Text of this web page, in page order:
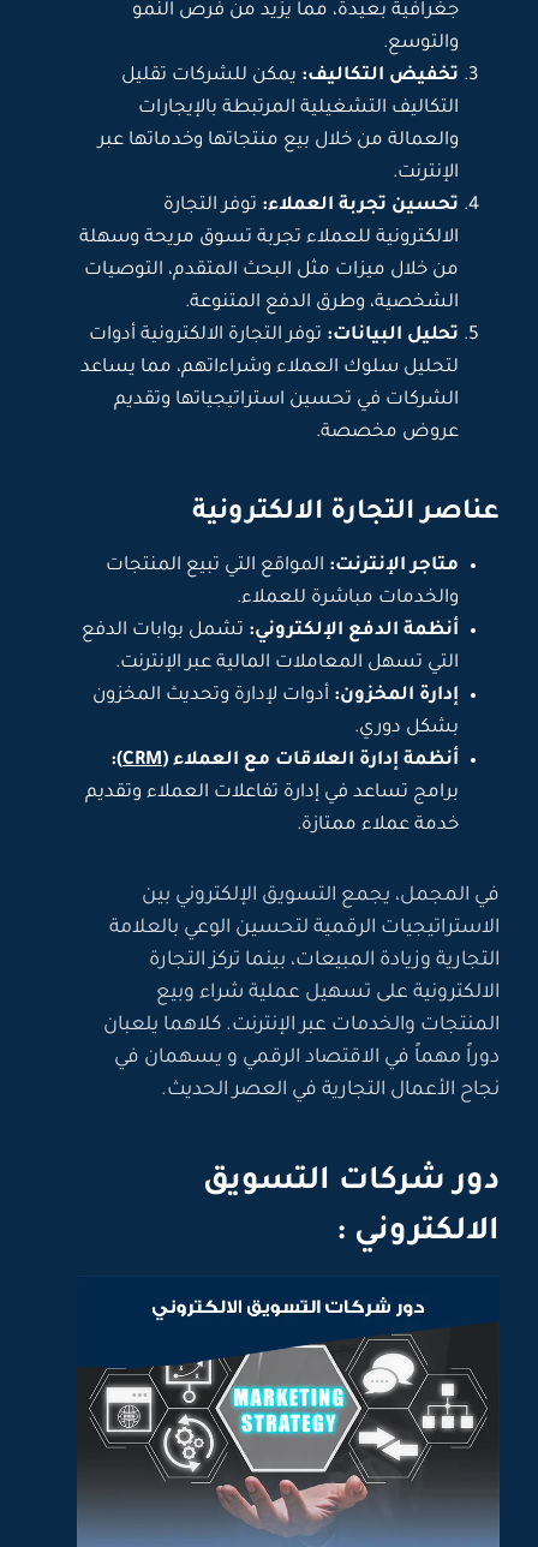
جغرافية بعيدة، مما يزيد من فرص النمو
والتوسع.
تخفيض التكاليف: يمكن للشركات تقليل
التكاليف التشغيلية المرتبطة بالإيجارات
والعمالة من خلال بيع منتجاتها وخدماتها عبر
الإنترنت.
تحسين تجربة العملاء: توفر التجارة
الالكترونية للعملاء تجربة تسوق مريحة وسهلة
من خلال ميزات مثل البحث المتقدم، التوصيات
الشخصية، وطرق الدفع المتنوعة.
تحليل البيانات: توفر التجارة الالكترونية أدوات
لتحليل سلوك العملاء وشراءاتهم، مما يساعد
الشركات في تحسين استراتيجياتها وتقديم
عروض مخصصة.
عناصر التجارة الالكترونية
متاجر الإنترنت: المواقع التي تبيع المنتجات
والخدمات مباشرة للعملاء.
أنظمة الدفع الإلكتروني: تشمل بوابات الدفع
التي تسهل المعاملات المالية عبر الإنترنت.
إدارة المخزون: أدوات لإدارة وتحديث المخزون
بشكل دوري.
أنظمة إدارة العلاقات مع العملاء (CRM
):
برامج تساعد في إدارة تفاعلات العملاء وتقديم
خدمة عملاء ممتازة.
في المجمل، يجمع التسويق الإلكتروني بين
الاستراتيجيات الرقمية لتحسين الوعي بالعلامة
التجارية وزيادة المبيعات، بينما تركز التجارة
الالكترونية على تسهيل عملية شراء وبيع
المنتجات والخدمات عبر الإنترنت. كلاهما يلعبان
دوراً مهماً في الاقتصاد الرقمي و يسهمان في
نجاح الأعمال التجارية في العصر الحديث.
دور شركات التسويق
الالكتروني :